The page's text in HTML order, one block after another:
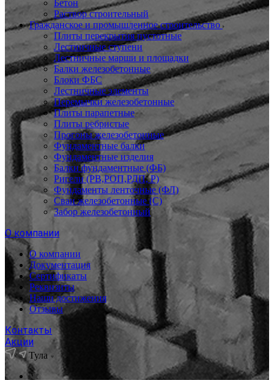
Бетон
Раствор строительный
Гражданское и промышленное строительство
Плиты перекрытия пустотные
Лестничные ступени
Лестничные марши и площадки
Балки железобетонные
Блоки ФБС
Лестничные элементы
Перемычки железобетонные
Плиты парапетные
Плиты ребристые
Прогоны железобетонные
Фундаментные балки
Фундаментные изделия
Балки фундаментные (ФБ)
Ригели (РВ,РОП,РДП, Р)
Фундаменты ленточные (ФЛ)
Сваи железобетонные (С)
Забор железобетонный
О компании
О компании
Документация
Сертификаты
Реквизиты
Наши достижения
Отзывы
Контакты
Акции
Тула